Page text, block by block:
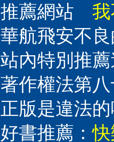
推薦網站
華航飛安不
站內特別推
著作權法第
正版是違法
好書推薦：